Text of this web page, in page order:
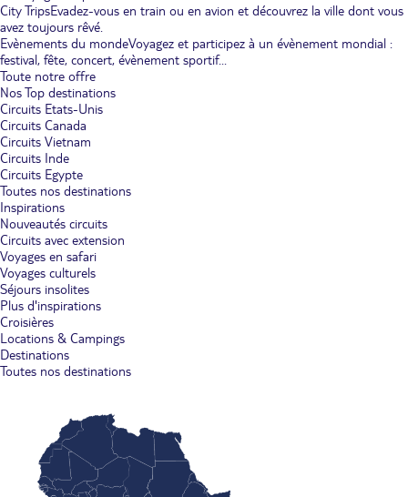
City TripsEvadez-vous en train ou en avion et découvrez la ville dont vous
avez toujours rêvé.
Evènements du mondeVoyagez et participez à un évènement mondial :
festival, fête, concert, évènement sportif...
Toute notre offre
Nos Top destinations
Circuits Etats-Unis
Circuits Canada
Circuits Vietnam
Circuits Inde
Circuits Egypte
Toutes nos destinations
Inspirations
Nouveautés circuits
Circuits avec extension
Voyages en safari
Voyages culturels
Séjours insolites
Plus d'inspirations
Croisières
Locations & Campings
Destinations
Toutes nos destinations